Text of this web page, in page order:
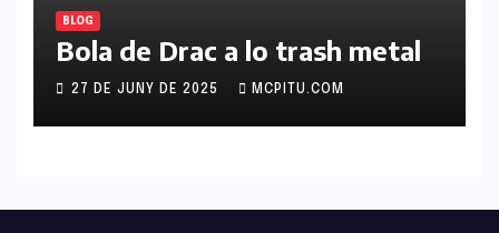
BLOG
Bola de Drac a lo trash metal
27 DE JUNY DE 2025 MCPITU.COM